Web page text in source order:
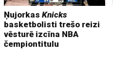
ŅujorkasKnicks
basketbolisti trešo reizi
vēsturē izcīna NBA
čempiontitulu